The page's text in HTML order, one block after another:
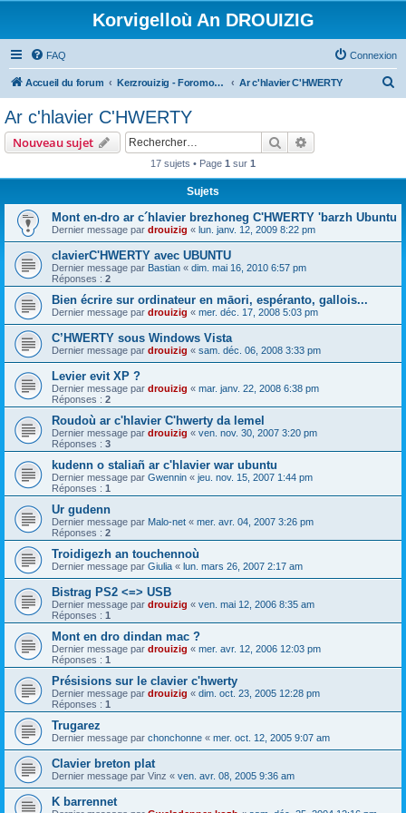
Korvigelloù An DROUIZIG
FAQ Connexion
Accueil du forum Kerzrouizig - Foromoù An Drouizig Ar c'hlavier C'HWERTY
Ar c'hlavier C'HWERTY
Nouveau sujet Rechercher
17 sujets • Page 1 sur 1
Sujets
Mont en-dro ar c´hlavier brezhoneg C'HWERTY 'barzh Ubuntu
Dernier message par drouizig « lun. janv. 12, 2009 8:22 pm
clavierC'HWERTY avec UBUNTU
Dernier message par Bastian « dim. mai 16, 2010 6:57 pm
Réponses : 2
Bien écrire sur ordinateur en māori, espéranto, gallois...
Dernier message par drouizig « mer. déc. 17, 2008 5:03 pm
C’HWERTY sous Windows Vista
Dernier message par drouizig « sam. déc. 06, 2008 3:33 pm
Levier evit XP ?
Dernier message par drouizig « mar. janv. 22, 2008 6:38 pm
Réponses : 2
Roudoù ar c'hlavier C'hwerty da lemel
Dernier message par drouizig « ven. nov. 30, 2007 3:20 pm
Réponses : 3
kudenn o staliañ ar c'hlavier war ubuntu
Dernier message par Gwennin « jeu. nov. 15, 2007 1:44 pm
Réponses : 1
Ur gudenn
Dernier message par Malo-net « mer. avr. 04, 2007 3:26 pm
Réponses : 2
Troidigezh an touchennoù
Dernier message par Giulia « lun. mars 26, 2007 2:17 am
Bistrag PS2 <=> USB
Dernier message par drouizig « ven. mai 12, 2006 8:35 am
Réponses : 1
Mont en dro dindan mac ?
Dernier message par drouizig « mer. avr. 12, 2006 12:03 pm
Réponses : 1
Présisions sur le clavier c'hwerty
Dernier message par drouizig « dim. oct. 23, 2005 12:28 pm
Réponses : 1
Trugarez
Dernier message par chonchonne « mer. oct. 12, 2005 9:07 am
Clavier breton plat
Dernier message par Vinz « ven. avr. 08, 2005 9:36 am
K barrennet